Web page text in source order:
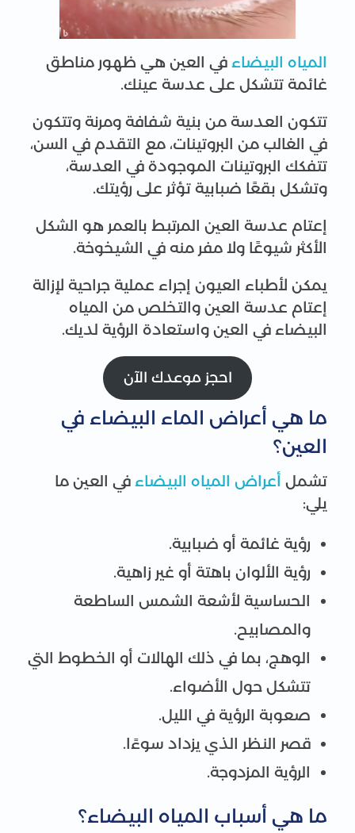
المياه البيضاء في العين هي ظهور مناطق
غائمة تتشكل على عدسة عينك.
تتكون العدسة من بنية شفافة ومرنة وتتكون
في الغالب من البروتينات، مع التقدم في السن،
تتفكك البروتينات الموجودة في العدسة،
وتشكل بقعًا ضبابية تؤثر على رؤيتك.
إعتام عدسة العين المرتبط بالعمر هو الشكل
الأكثر شيوعًا ولا مفر منه في الشيخوخة.
يمكن لأطباء العيون إجراء عملية جراحية لإزالة
إعتام عدسة العين والتخلص من المياه
البيضاء في العين واستعادة الرؤية لديك.
احجز موعدك الآن
ما هي أعراض الماء البيضاء في
العين؟
تشمل أعراض المياه البيضاء في العين ما
يلي:
رؤية غائمة أو ضبابية.
رؤية الألوان باهتة أو غير زاهية.
الحساسية لأشعة الشمس الساطعة
والمصابيح.
الوهج، بما في ذلك الهالات أو الخطوط التي
تتشكل حول الأضواء.
صعوبة الرؤية في الليل.
قصر النظر الذي يزداد سوءًا.
الرؤية المزدوجة.
ما هي أسباب المياه البيضاء؟